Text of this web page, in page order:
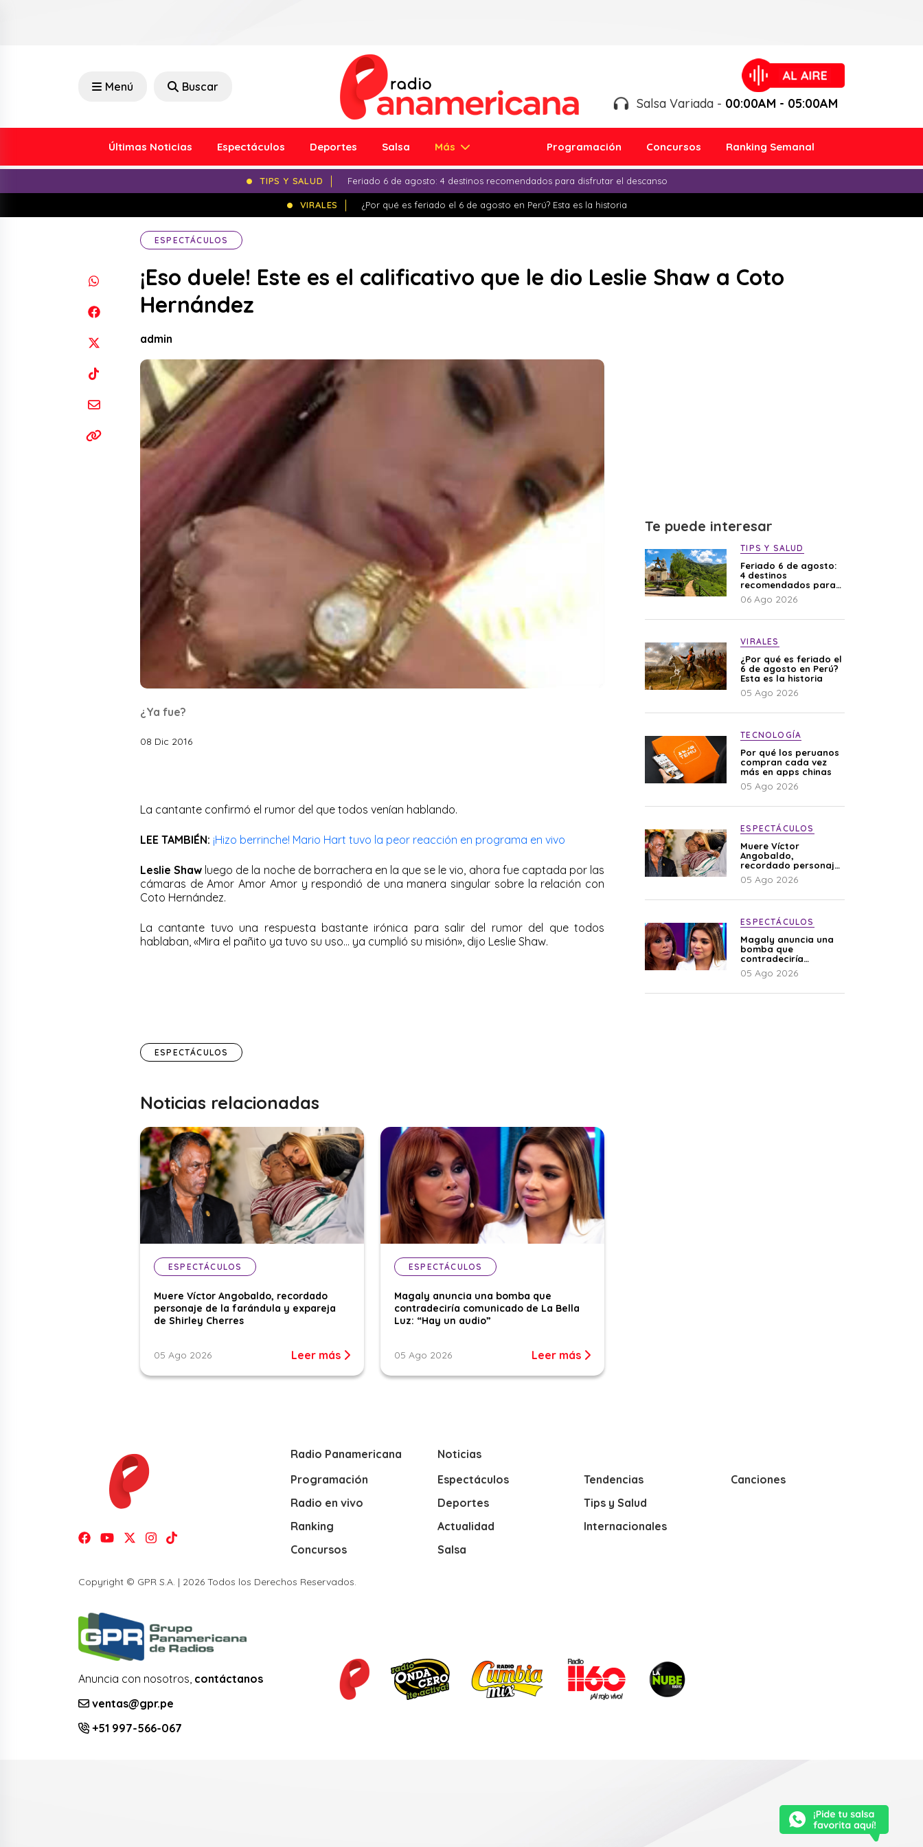
Menú Buscar
Salsa Variada - 00:00AM - 05:00AM
Últimas Noticias Espectáculos Deportes Salsa Más Programación Concursos Ranking Semanal
TIPS Y SALUD Feriado 6 de agosto: 4 destinos recomendados para disfrutar el descanso
VIRALES ¿Por qué es feriado el 6 de agosto en Perú? Esta es la historia
ESPECTÁCULOS
¡Eso duele! Este es el calificativo que le dio Leslie Shaw a Coto
Hernández
admin
¿Ya fue?
08 Dic 2016
La cantante confirmó el rumor del que todos venían hablando.
LEE TAMBIÉN: ¡Hizo berrinche! Mario Hart tuvo la peor reacción en programa en vivo
Leslie Shaw luego de la noche de borrachera en la que se le vio, ahora fue captada por las
cámaras de Amor Amor Amor y respondió de una manera singular sobre la relación con
Coto Hernández.
La cantante tuvo una respuesta bastante irónica para salir del rumor del que todos
hablaban, «Mira el pañito ya tuvo su uso… ya cumplió su misión», dijo Leslie Shaw.
ESPECTÁCULOS
Noticias relacionadas
ESPECTÁCULOS
Muere Víctor Angobaldo, recordado
personaje de la farándula y expareja
de Shirley Cherres
05 Ago 2026 Leer más
ESPECTÁCULOS
Magaly anuncia una bomba que
contradeciría comunicado de La Bella
Luz: “Hay un audio”
05 Ago 2026 Leer más
Te puede interesar
TIPS Y SALUD
Feriado 6 de agosto:
4 destinos
recomendados para
disfrutar el descanso
06 Ago 2026
VIRALES
¿Por qué es feriado el
6 de agosto en Perú?
Esta es la historia
05 Ago 2026
TECNOLOGÍA
Por qué los peruanos
compran cada vez
más en apps chinas
05 Ago 2026
ESPECTÁCULOS
Muere Víctor
Angobaldo,
recordado personaje
de la farándula y
expareja de Shirley
05 Ago 2026
ESPECTÁCULOS
Magaly anuncia una
bomba que
contradeciría
comunicado de La
Bella Luz: “Hay un
05 Ago 2026
Radio Panamericana
Programación
Radio en vivo
Ranking
Concursos
Noticias
Espectáculos
Deportes
Actualidad
Salsa
Tendencias
Tips y Salud
Internacionales
Canciones
Copyright © GPR S.A. | 2026 Todos los Derechos Reservados.
Anuncia con nosotros, contáctanos
ventas@gpr.pe
+51 997-566-067